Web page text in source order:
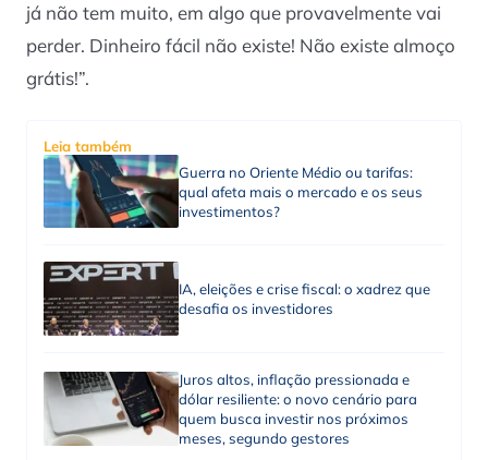
já não tem muito, em algo que provavelmente vai
perder. Dinheiro fácil não existe! Não existe almoço
grátis!”.
Leia também
Guerra no Oriente Médio ou tarifas:
qual afeta mais o mercado e os seus
investimentos?
IA, eleições e crise fiscal: o xadrez que
desafia os investidores
Juros altos, inflação pressionada e
dólar resiliente: o novo cenário para
quem busca investir nos próximos
meses, segundo gestores